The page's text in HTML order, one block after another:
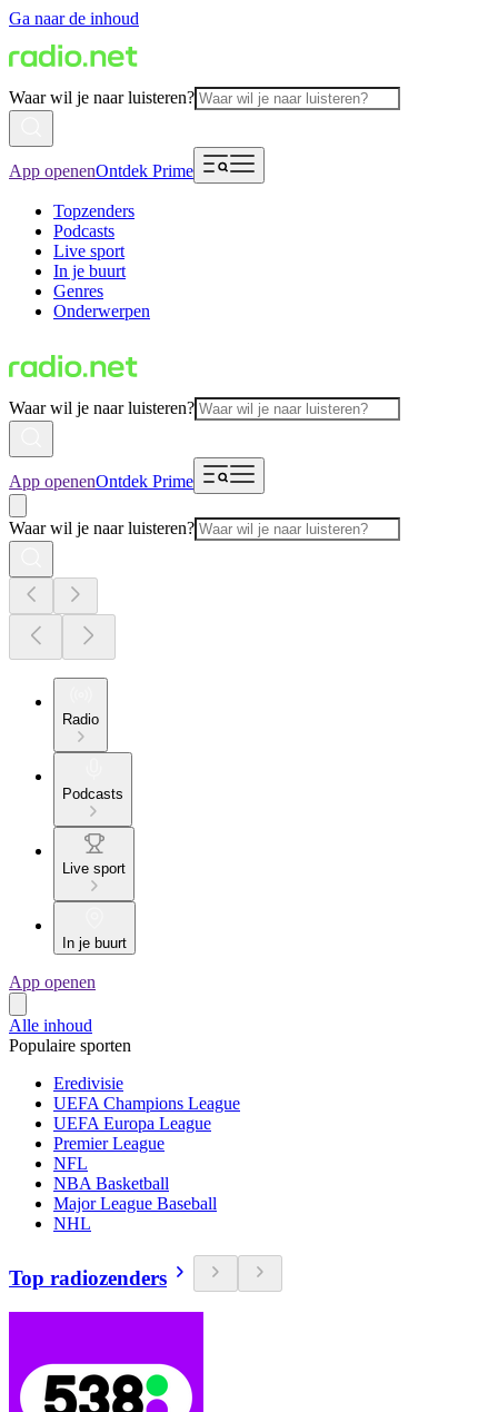
Ga naar de inhoud
Waar wil je naar luisteren?
App openenOntdek Prime
Topzenders
Podcasts
Live sport
In je buurt
Genres
Onderwerpen
Waar wil je naar luisteren?
App openenOntdek Prime
Waar wil je naar luisteren?
Radio
Podcasts
Live sport
In je buurt
App openen
Alle inhoud
Populaire sporten
Eredivisie
UEFA Champions League
UEFA Europa League
Premier League
NFL
NBA Basketball
Major League Baseball
NHL
Top radiozenders